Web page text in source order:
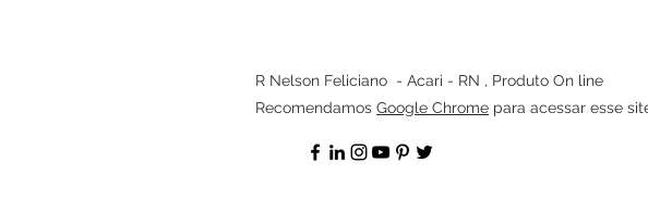
R Nelson Feliciano - Acari - RN , Produto On line
Recomendamos Google Chrome para acessar esse